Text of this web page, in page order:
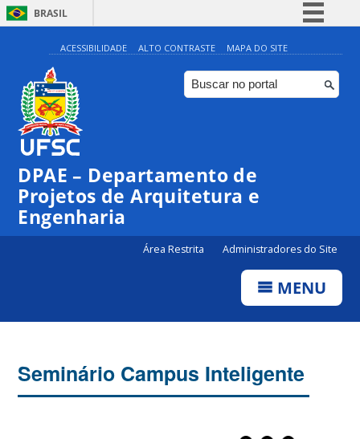
BRASIL
Simplifique!
Comunica BR
Participe
Canais
ACESSIBILIDADE ALTO CONTRASTE MAPA DO SITE
DPAE – Departamento de
Projetos de Arquitetura e
Engenharia
Área Restrita Administradores do Site
MENU
Seminário Campus Inteligente